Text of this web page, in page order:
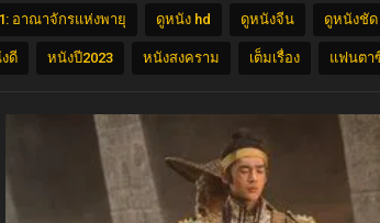
อาณาจักรแห่งพายุ ดูหนัง hd ดูหนังจีน ดูหนังชัด
ดี หนังปี2023 หนังสงคราม เต็มเรื่อง แฟนตา